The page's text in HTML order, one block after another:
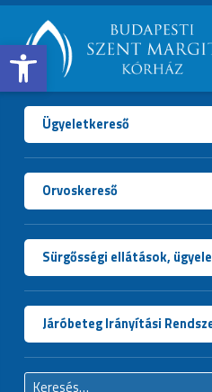
Open toolbar
BUDAPESTI
SZENT
MARGIT
KÓRHÁZ
Ügyeletkereső
Orvoskereső
Sürgősségi ellátások,
Járóbeteg Irányítási
Keresés: